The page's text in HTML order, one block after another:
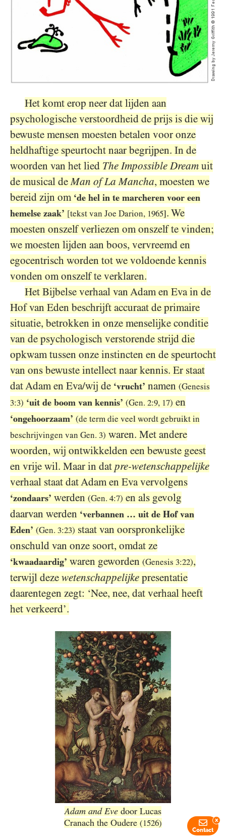
Het komt erop neer dat lijden aan
psychologische verstoordheid de prijs is die wij
bewuste mensen moesten betalen voor onze
heldhaftige speurtocht naar begrijpen. In de
woorden van het lied The Impossible Dream uit
de musical deMan of La Mancha, moesten we
bereid zijn om ‘de hel in te marcheren voor een
hemelse zaak’ [tekst van Joe Darion, 1965] . We
moesten onszelf verliezen om onszelf te vinden;
we moesten lijden aan boos, vervreemd en
egocentrisch worden tot we voldoende kennis
vonden om onszelf te verklaren.
Het Bijbelse verhaal van Adam en Eva in de
Hof van Eden beschrijft accuraat de primaire
situatie, betrokken in onze menselijke conditie
van de psychologisch verstorende strijd die
opkwam tussen onze instincten en de speurtocht
van ons bewuste intellect naar kennis. Er staat
dat Adam en Eva/wij de ‘vrucht’ namen (Genesis
3:3) ‘uit de boom van kennis’ (Gen. 2:9, 17) en
‘ongehoorzaam’ (de term die veel wordt gebruikt in
beschrijvingen van Gen. 3) waren. Met andere
woorden, wij ontwikkelden een bewuste geest
en vrije wil. Maar in dat pre-wetenschappelijke
verhaal staat dat Adam en Eva vervolgens
‘zondaars’ werden (Gen. 4:7) en als gevolg
daarvan werden ‘verbannen … uit de Hof van
Eden’ (Gen. 3:23) staat van oorspronkelijke
onschuld van onze soort, omdat ze
‘kwaadaardig’ waren geworden (Genesis 3:22),
terwijl deze wetenschappelijke presentatie
daarentegen zegt: ‘Nee, nee, dat verhaal heeft
het verkeerd’.
Adam and Eve door Lucas
Cranach the Oudere (1526)
Contact
x